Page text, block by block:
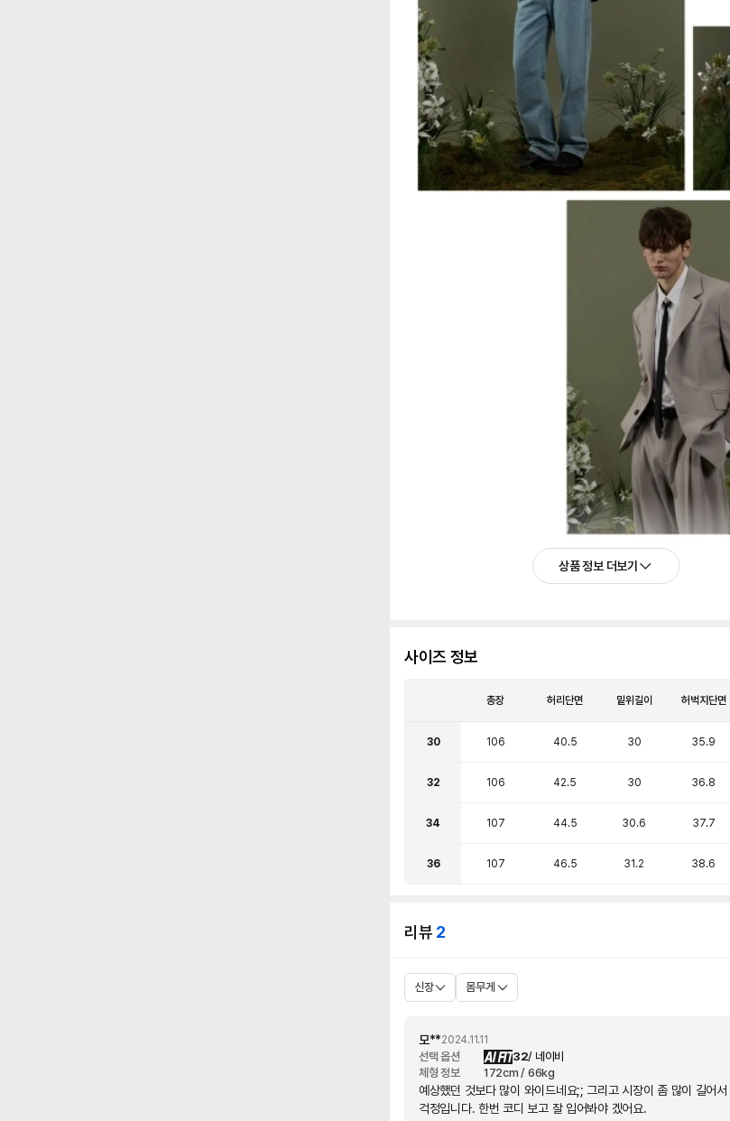
상품 정보 더보기
사이즈 정보
총장 허리단면 밑위길이 허벅지단면
30 106 40.5 30 35.9
32 106 42.5 30 36.8
34 107 44.5 30.6 37.7
36 107 46.5 31.2 38.6
리뷰 2
신장 몸무게
모**2024.11.11
선택 옵션 AI FIT32/ 네이비
체형 정보
172cm / 66kg
예상했던 것보다 많이 와이드네요;; 그리고 시장이 좀 많이 길어
걱정입니다. 한번 코디 보고 잘 입어봐야 겠어요.